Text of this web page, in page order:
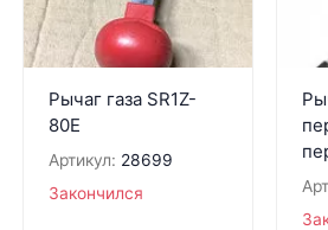
Рычаг газа SR1Z-
80Е
Артикул: 28699
Закончился